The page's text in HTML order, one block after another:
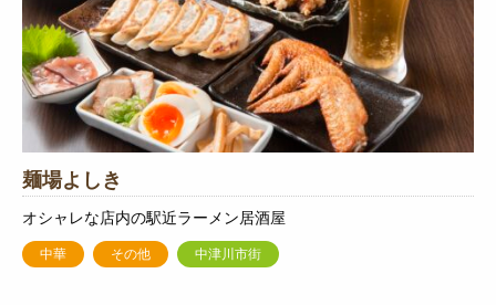
麺場よしき
オシャレな店内の駅近ラーメン居酒屋
中華 その他 中津川市街